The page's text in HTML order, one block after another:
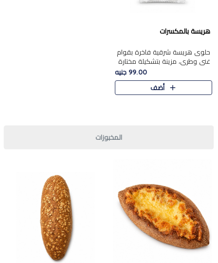
هريسة بالمكسرات
حلوى هريسة شرقية فاخرة بقوام
غني وطري، مزينة بتشكيلة مختارة
من المكسرات الفاخرة التي تضيف
قرمشة مميزة ونكهة غنية في كل
قطعة. تجمع بين المذاق..
99.00 جنيه
أضف
المخبوزات